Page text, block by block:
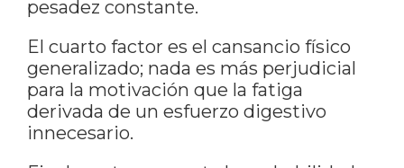
pesadez constante.
El cuarto factor es el cansancio físico
generalizado; nada es más perjudicial
para la motivación que la fatiga
derivada de un esfuerzo digestivo
innecesario.